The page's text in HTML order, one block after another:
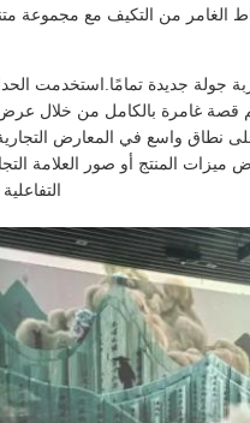
الغامر من التكيف مع مجموعة
جولة جديدة تمامًا.استخدمت
نطاق واسع في المعارض
المنتج أو صور العلامة